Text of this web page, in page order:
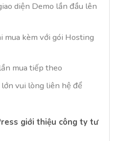
diện Demo lần đầu lên
mua kèm với gói Hosting
mua tiếp theo
vui lòng liên hệ để
giới thiệu công ty tư